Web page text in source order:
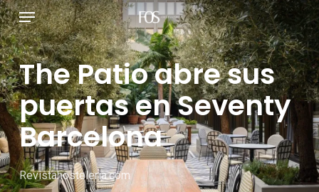
Ir
al
contenido
principal
Menú
The Patio abre sus
puertas en Seventy
Barcelona
Revistahosteleria.com